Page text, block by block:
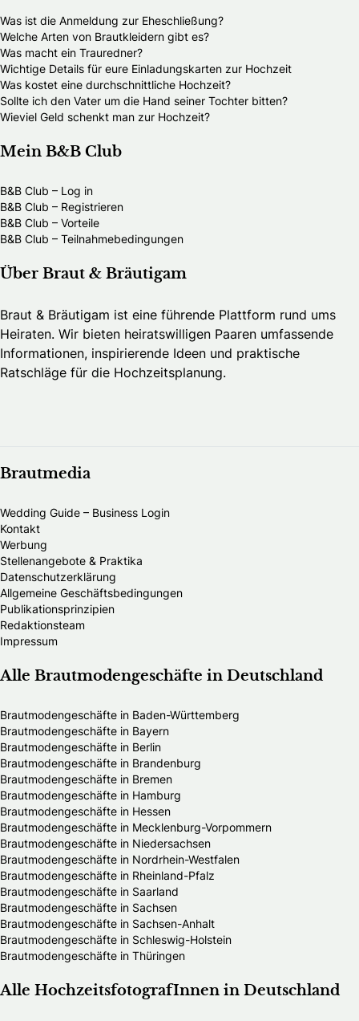
Was ist die Anmeldung zur Eheschließung?
Welche Arten von Brautkleidern gibt es?
Was macht ein Trauredner?
Wichtige Details für eure Einladungskarten zur Hochzeit
Was kostet eine durchschnittliche Hochzeit?
Sollte ich den Vater um die Hand seiner Tochter bitten?
Wieviel Geld schenkt man zur Hochzeit?
Mein B&B Club
B&B Club – Log in
B&B Club – Registrieren
B&B Club – Vorteile
B&B Club – Teilnahmebedingungen
Über Braut & Bräutigam
Braut & Bräutigam ist eine führende Plattform rund ums
Heiraten. Wir bieten heiratswilligen Paaren umfassende
Informationen, inspirierende Ideen und praktische
Ratschläge für die Hochzeitsplanung.
Brautmedia
Wedding Guide – Business Login
Kontakt
Werbung
Stellenangebote & Praktika
Datenschutzerklärung
Allgemeine Geschäftsbedingungen
Publikationsprinzipien
Redaktionsteam
Impressum
Alle Brautmodengeschäfte in Deutschland
Brautmodengeschäfte in Baden-Württemberg
Brautmodengeschäfte in Bayern
Brautmodengeschäfte in Berlin
Brautmodengeschäfte in Brandenburg
Brautmodengeschäfte in Bremen
Brautmodengeschäfte in Hamburg
Brautmodengeschäfte in Hessen
Brautmodengeschäfte in Mecklenburg-Vorpommern
Brautmodengeschäfte in Niedersachsen
Brautmodengeschäfte in Nordrhein-Westfalen
Brautmodengeschäfte in Rheinland-Pfalz
Brautmodengeschäfte in Saarland
Brautmodengeschäfte in Sachsen
Brautmodengeschäfte in Sachsen-Anhalt
Brautmodengeschäfte in Schleswig-Holstein
Brautmodengeschäfte in Thüringen
Alle HochzeitsfotografInnen in Deutschland